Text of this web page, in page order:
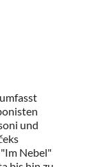
und
Nebel"